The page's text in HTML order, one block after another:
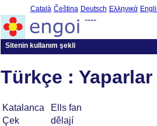
Català Čeština Deutsch Ελληνικά
----
Sitenin kullanım şekli
Türkçe : Yaparlar
Katalanca
Ells fan
Çek
dělají